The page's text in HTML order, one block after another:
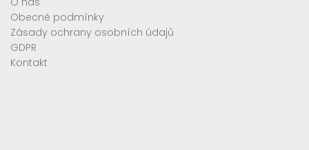
Obecné podmínky
Zásady ochrany osobních údajů
GDPR
Kontakt